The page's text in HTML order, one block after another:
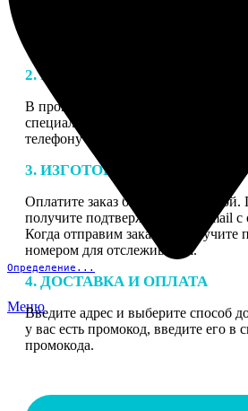
Определение...
Меню
Нажмите «Сделать заказ»,
загрузите фотографии, нажмите
2. МАКЕТ
В процессе подготовки заказа к
специалисты могут связаться с
телефону или email для
3. ИЗГОТОВЛЕНИЕ
Оплатите заказ банковской
получите подтверждение на email с
Когда отправим заказ вы получите
номером для отслеживания.
4. ДОСТАВКА И ОПЛАТА
Введите адрес и выберите способ
у вас есть промокод, введите его в
промокода.